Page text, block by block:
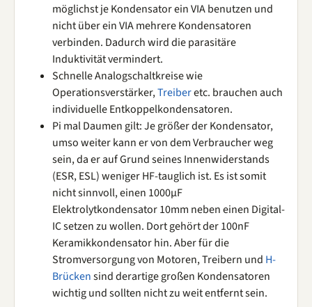
möglichst je Kondensator ein VIA benutzen und
nicht über ein VIA mehrere Kondensatoren
verbinden. Dadurch wird die parasitäre
Induktivität vermindert.
Schnelle Analogschaltkreise wie
Operationsverstärker,Treiberetc. brauchen auch
individuelle Entkoppelkondensatoren.
Pi mal Daumen gilt: Je größer der Kondensator,
umso weiter kann er von dem Verbraucher weg
sein, da er auf Grund seines Innenwiderstands
(ESR, ESL) weniger HF-tauglich ist. Es ist somit
nicht sinnvoll, einen 1000µF
Elektrolytkondensator 10mm neben einen Digital-
IC setzen zu wollen. Dort gehört der 100nF
Keramikkondensator hin. Aber für die
Stromversorgung von Motoren, Treibern und H-
Brückensind derartige großen Kondensatoren
wichtig und sollten nicht zu weit entfernt sein.